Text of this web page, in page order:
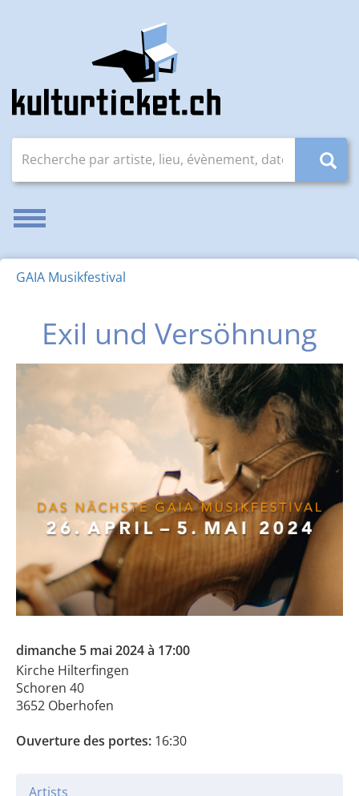
Recherche par artiste, lieu, évènement, date
Activer/désactiver la navigation
GAIA Musikfestival
Exil und Versöhnung
dimanche 5 mai 2024 à 17:00
Kirche Hilterfingen
Schoren 40
3652 Oberhofen
Ouverture des portes: 16:30
Artists